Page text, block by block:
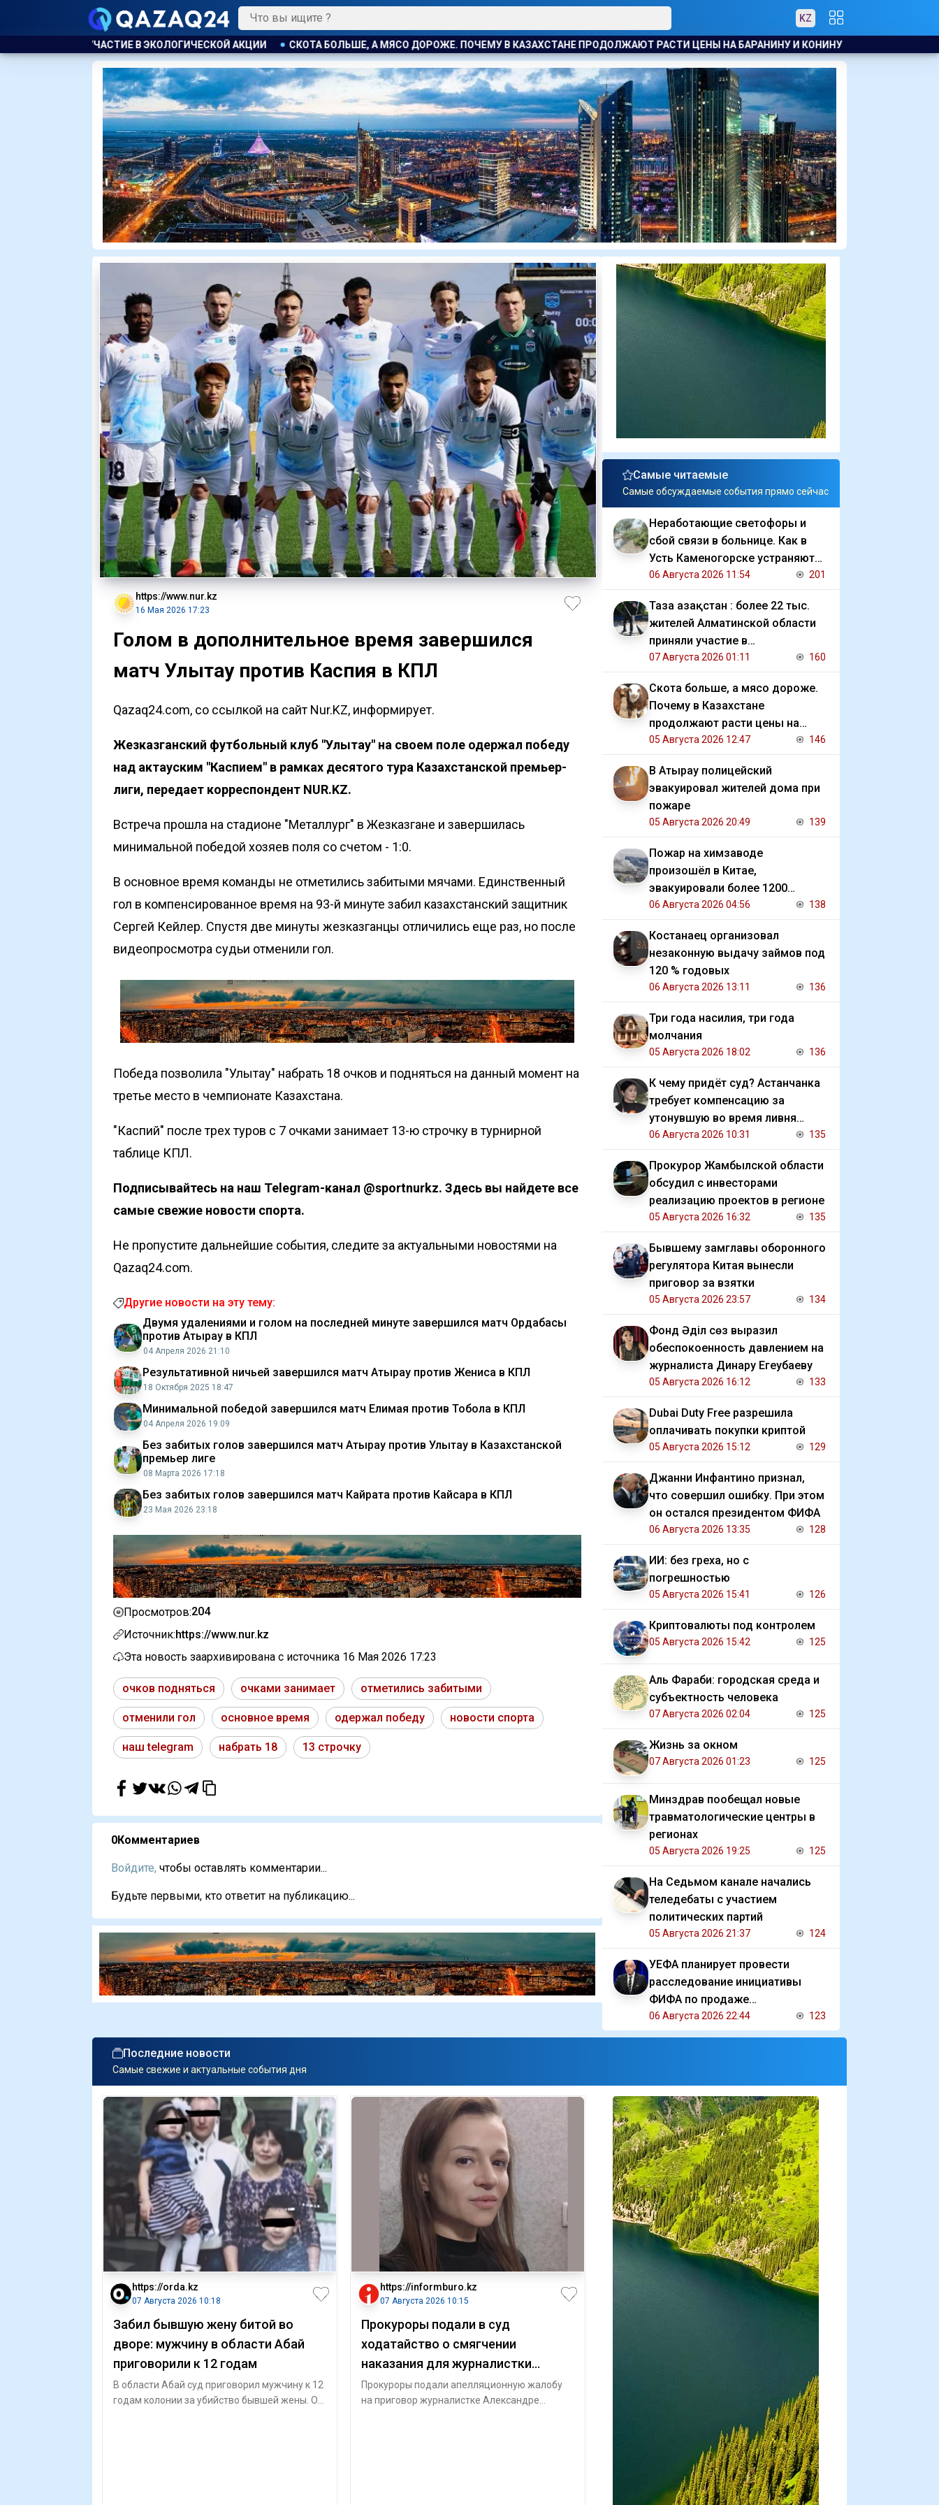
KZ
СКОТА БОЛЬШЕ, А МЯСО ДОРОЖЕ. ПОЧЕМУ В КАЗАХСТАНЕ ПРОДОЛЖАЮТ РАСТИ ЦЕНЫ НА БАРАНИНУ И КОНИНУ В АТЫРАУ ПОЛИЦЕЙСКИЙ ЭВАКУИРОВАЛ
https://www.nur.kz
16 Мая 2026 17:23
Голом в дополнительное время завершился
матч Улытау против Каспия в КПЛ
Qazaq24.com, со ссылкой на сайт Nur.KZ, информирует.
Жезказганский футбольный клуб "Улытау" на своем поле одержал победу
над актауским "Каспием" в рамках десятого тура Казахстанской премьер-
лиги, передает корреспондент NUR.KZ.
Встреча прошла на стадионе "Металлург" в Жезказгане и завершилась
минимальной победой хозяев поля со счетом - 1:0.
В основное время команды не отметились забитыми мячами. Единственный
гол в компенсированное время на 93-й минуте забил казахстанский защитник
Сергей Кейлер. Спустя две минуты жезказганцы отличились еще раз, но после
видеопросмотра судьи отменили гол.
Победа позволила "Улытау" набрать 18 очков и подняться на данный момент на
третье место в чемпионате Казахстана.
"Каспий" после трех туров с 7 очками занимает 13-ю строчку в турнирной
таблице КПЛ.
Подписывайтесь на наш Telegram-канал @sportnurkz. Здесь вы найдете все
самые свежие новости спорта.
Не пропустите дальнейшие события, следите за актуальными новостями на
Qazaq24.com.
Другие новости на эту тему:
Двумя удалениями и голом на последней минуте завершился матч Ордабасы
против Атырау в КПЛ
04 Апреля 2026 21:10
Результативной ничьей завершился матч Атырау против Жениса в КПЛ
18 Октября 2025 18:47
Минимальной победой завершился матч Елимая против Тобола в КПЛ
04 Апреля 2026 19:09
Без забитых голов завершился матч Атырау против Улытау в Казахстанской
премьер лиге
08 Марта 2026 17:18
Без забитых голов завершился матч Кайрата против Кайсара в КПЛ
23 Мая 2026 23:18
Просмотров:204
Источник:https://www.nur.kz
Эта новость заархивирована с источника 16 Мая 2026 17:23
очков подняться очками занимает отметились забитыми
отменили гол основное время одержал победу новости спорта
наш telegram набрать 18 13 строчку
0Комментариев
Войдите, чтобы оставлять комментарии...
Будьте первыми, кто ответит на публикацию...
Самые читаемые
Самые обсуждаемые события прямо сейчас
Неработающие светофоры и
сбой связи в больнице. Как в
Усть Каменогорске устраняют
последствия ливня
06 Августа 2026 11:54 201
Таза Қазақстан : более 22 тыс.
жителей Алматинской области
приняли участие в
экологической акции
07 Августа 2026 01:11 160
Скота больше, а мясо дороже.
Почему в Казахстане
продолжают расти цены на
баранину и конину
05 Августа 2026 12:47 146
В Атырау полицейский
эвакуировал жителей дома при
пожаре
05 Августа 2026 20:49 139
Пожар на химзаводе
произошёл в Китае,
эвакуировали более 1200
человек
06 Августа 2026 04:56 138
Костанаец организовал
незаконную выдачу займов под
120 % годовых
06 Августа 2026 13:11 136
Три года насилия, три года
молчания
05 Августа 2026 18:02 136
К чему придёт суд? Астанчанка
требует компенсацию за
утонувшую во время ливня
иномарку
06 Августа 2026 10:31 135
Прокурор Жамбылской области
обсудил с инвесторами
реализацию проектов в регионе
05 Августа 2026 16:32 135
Бывшему замглавы оборонного
регулятора Китая вынесли
приговор за взятки
05 Августа 2026 23:57 134
Фонд Әділ сөз выразил
обеспокоенность давлением на
журналиста Динару Егеубаеву
05 Августа 2026 16:12 133
Dubai Duty Free разрешила
оплачивать покупки криптой
05 Августа 2026 15:12 129
Джанни Инфантино признал,
что совершил ошибку. При этом
он остался президентом ФИФА
06 Августа 2026 13:35 128
ИИ: без греха, но с
погрешностью
05 Августа 2026 15:41 126
Криптовалюты под контролем
05 Августа 2026 15:42 125
Аль Фараби: городская среда и
субъектность человека
07 Августа 2026 02:04 125
Жизнь за окном
07 Августа 2026 01:23 125
Минздрав пообещал новые
травматологические центры в
регионах
05 Августа 2026 19:25 125
На Седьмом канале начались
теледебаты с участием
политических партий
05 Августа 2026 21:37 124
УЕФА планирует провести
расследование инициативы
ФИФА по продаже
коммерческих прав на ЧМ
06 Августа 2026 22:44 123
Последние новости
Самые свежие и актуальные события дня
https://orda.kz
07 Августа 2026 10:18
Забил бывшую жену битой во
дворе: мужчину в области Абай
приговорили к 12 годам
В области Абай суд приговорил мужчину к 12
годам колонии за убийство бывшей жены. Он
https://informburo.kz
07 Августа 2026 10:15
Прокуроры подали в суд
ходатайство о смягчении
наказания для журналистки
Александры Алёховой
Прокуроры подали апелляционную жалобу
на приговор журналистке Александре